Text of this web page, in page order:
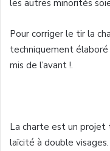
les autres minorités
Pour corriger le tir la
techniquement élaboré
mis de l’avant !.
La charte est un projet
laïcité à double